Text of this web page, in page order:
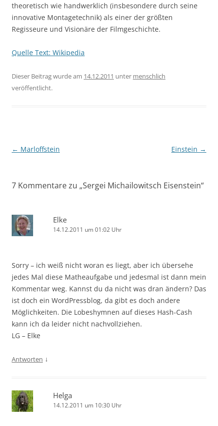
theoretisch wie handwerklich (insbesondere durch seine
innovative Montagetechnik) als einer der größten
Regisseure und Visionäre der Filmgeschichte.
Quelle Text: Wikipedia
Dieser Beitrag wurde am 14.12.2011 unter menschlich
veröffentlicht.
Beitragsnavigation
← Marloffstein Einstein →
7 Kommentare zu „Sergei Michailowitsch Eisenstein“
Elke
14.12.2011 um 01:02 Uhr
Sorry – ich weiß nicht woran es liegt, aber ich übersehe
jedes Mal diese Matheaufgabe und jedesmal ist dann mein
Kommentar weg. Kannst du da nicht was dran ändern? Das
ist doch ein WordPressblog, da gibt es doch andere
Möglichkeiten. Die Lobeshymnen auf dieses Hash-Cash
kann ich da leider nicht nachvollziehen.
LG – Elke
Antworten ↓
Helga
14.12.2011 um 10:30 Uhr